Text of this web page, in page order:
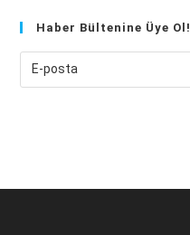
Haber Bültenine Üye Ol!